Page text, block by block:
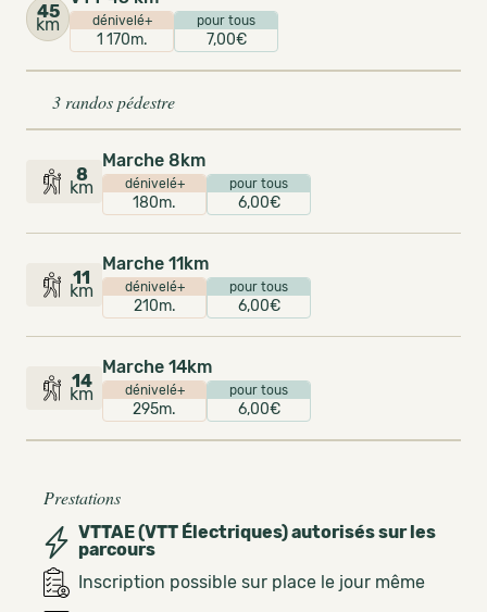
45
km dénivelé+
1 170m.
pour tous
7,00€
3 randos pédestre
8
km
Marche 8km
dénivelé+
180m.
pour tous
6,00€
11
km
Marche 11km
dénivelé+
210m.
pour tous
6,00€
14
km
Marche 14km
dénivelé+
295m.
pour tous
6,00€
Prestations
VTTAE (VTT Électriques) autorisés sur les
parcours
Inscription possible sur place le jour même